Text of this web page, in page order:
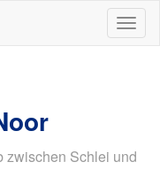
ein-/
zwischen Schlei und